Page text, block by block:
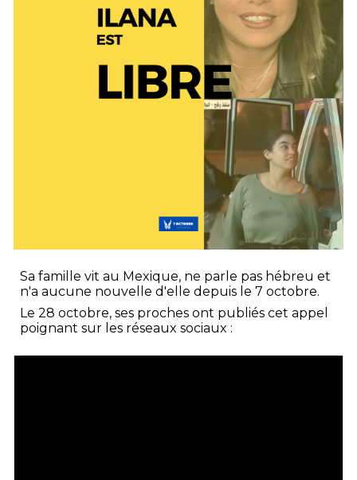
Sa famille vit au Mexique, ne parle pas hébreu et
n'a aucune nouvelle d'elle depuis le 7 octobre.
Le 28 octobre, ses proches ont publiés cet appel
poignant sur les réseaux sociaux :